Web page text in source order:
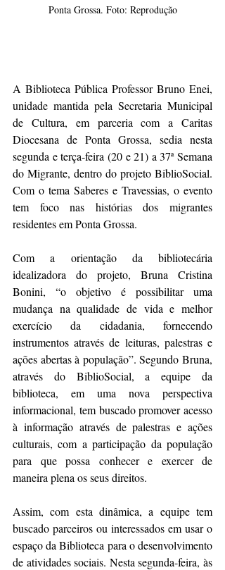
Ponta Grossa. Foto: Reprodução
A Biblioteca Pública Professor Bruno Enei,
unidade mantida pela Secretaria Municipal
de Cultura, em parceria com a Caritas
Diocesana de Ponta Grossa, sedia nesta
segunda e terça-feira (20 e 21) a 37ª Semana
do Migrante, dentro do projeto BiblioSocial.
Com o tema Saberes e Travessias, o evento
tem foco nas histórias dos migrantes
residentes em Ponta Grossa.
Com a orientação da bibliotecária
idealizadora do projeto, Bruna Cristina
Bonini, “o objetivo é possibilitar uma
mudança na qualidade de vida e melhor
exercício da cidadania, fornecendo
instrumentos através de leituras, palestras e
ações abertas à população”. Segundo Bruna,
através do BiblioSocial, a equipe da
biblioteca, em uma nova perspectiva
informacional, tem buscado promover acesso
à informação através de palestras e ações
culturais, com a participação da população
para que possa conhecer e exercer de
maneira plena os seus direitos.
Assim, com esta dinâmica, a equipe tem
buscado parceiros ou interessados em usar o
espaço da Biblioteca para o desenvolvimento
de atividades sociais. Nesta segunda-feira, às